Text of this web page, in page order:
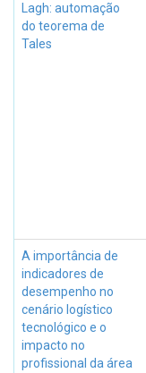
Lagh: automação
do teorema de
Tales
A importância de
indicadores de
desempenho no
cenário logístico
tecnológico e o
impacto no
profissional da área